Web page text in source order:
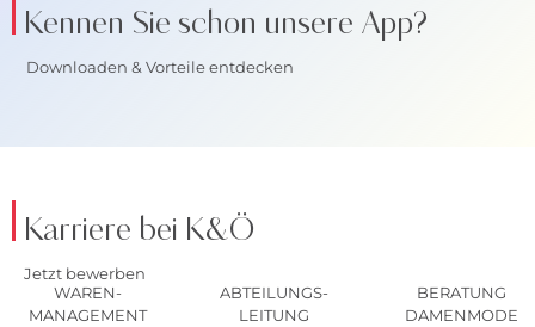
Kennen Sie schon unsere App?
Downloaden & Vorteile entdecken
Karriere bei K&Ö
Jetzt bewerben
WAREN-
MANAGEMENT
ABTEILUNGS-
LEITUNG
BERATUNG
DAMENMODE